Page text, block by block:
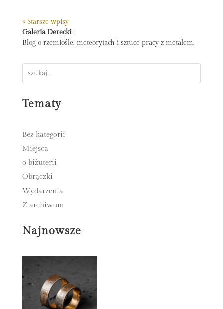
« Starsze wpisy
Galeria Derecki:
Blog o rzemiośle, meteorytach i sztuce pracy z metalem.
Tematy
Bez kategorii
Miejsca
o biżuterii
Obrączki
Wydarzenia
Z archiwum
Najnowsze